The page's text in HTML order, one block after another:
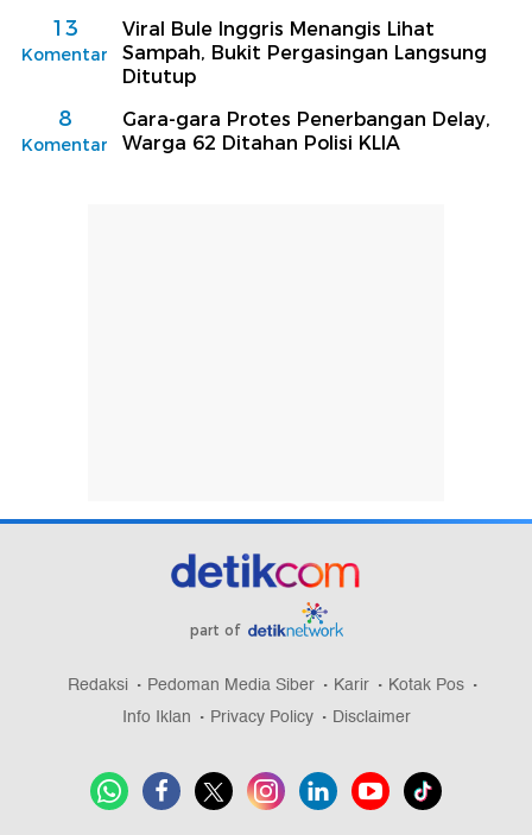
13
Komentar
Viral Bule Inggris Menangis Lihat
Sampah, Bukit Pergasingan Langsung
Ditutup
8
Komentar
Gara-gara Protes Penerbangan Delay,
Warga 62 Ditahan Polisi KLIA
part of
Redaksi Pedoman Media Siber Karir
Kotak Pos
Info Iklan
Privacy Policy Disclaimer